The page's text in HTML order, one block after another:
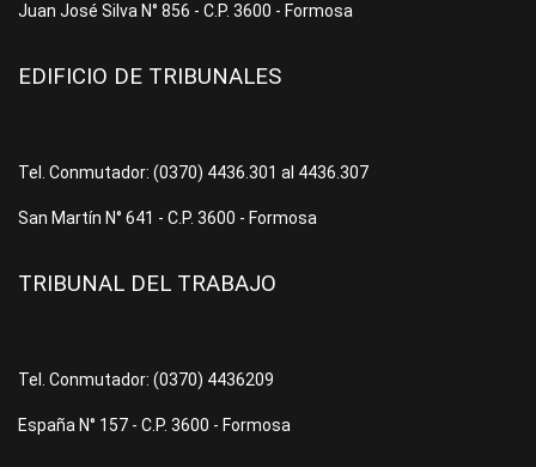
Juan José Silva N° 856 - C.P. 3600 - Formosa
EDIFICIO DE TRIBUNALES
Tel. Conmutador: (0370) 4436.301 al 4436.307
San Martín N° 641 - C.P. 3600 - Formosa
TRIBUNAL DEL TRABAJO
Tel. Conmutador: (0370) 4436209
España N° 157 - C.P. 3600 - Formosa